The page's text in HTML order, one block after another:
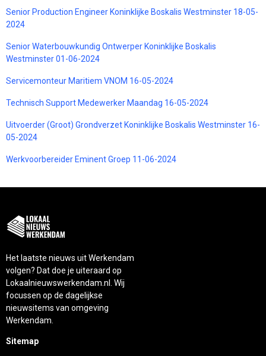
Senior Production Engineer Koninklijke Boskalis Westminster 18-05-
2024
Senior Waterbouwkundig Ontwerper Koninklijke Boskalis
Westminster 01-06-2024
Servicemonteur Maritiem VNOM 16-05-2024
Technisch Support Medewerker Maandag 16-05-2024
Uitvoerder (Groot) Grondverzet Koninklijke Boskalis Westminster 16-
05-2024
Werkvoorbereider Eminent Groep 11-06-2024
Het laatste nieuws uit Werkendam
volgen? Dat doe je uiteraard op
Lokaalnieuwswerkendam.nl. Wij
focussen op de dagelijkse
nieuwsitems van omgeving
Werkendam.
Sitemap